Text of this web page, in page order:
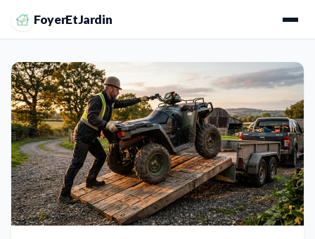
FoyerEtJardin